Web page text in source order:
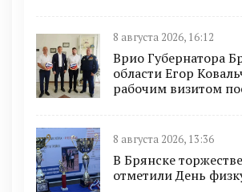
8 августа 2026, 16:12
Врио Губернатора
области Егор
рабочим визитом
8 августа 2026, 13:36
В Брянске
отметили День